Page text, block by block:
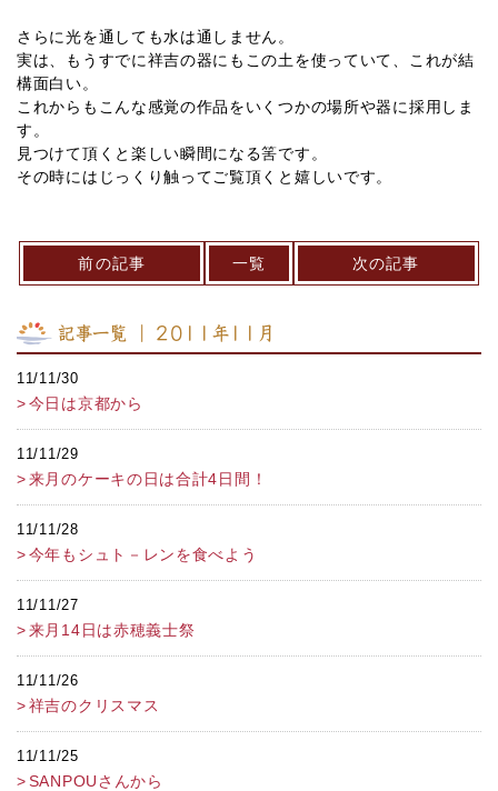
さらに光を通しても水は通しません。
実は、もうすでに祥吉の器にもこの土を使っていて、これが結
構面白い。
これからもこんな感覚の作品をいくつかの場所や器に採用しま
す。
見つけて頂くと楽しい瞬間になる筈です。
その時にはじっくり触ってご覧頂くと嬉しいです。
前の記事 一覧 次の記事
記事一覧 ｜ 2011年11月
11/11/30
今日は京都から
11/11/29
来月のケーキの日は合計4日間！
11/11/28
今年もシュト－レンを食べよう
11/11/27
来月14日は赤穂義士祭
11/11/26
祥吉のクリスマス
11/11/25
SANPOUさんから